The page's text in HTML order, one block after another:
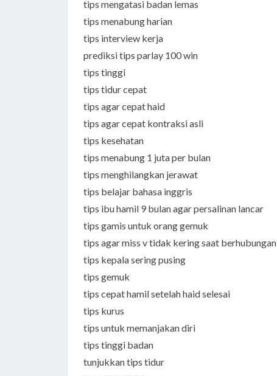
tips mengatasi badan lemas
tips menabung harian
tips interview kerja
prediksi tips parlay 100 win
tips tinggi
tips tidur cepat
tips agar cepat haid
tips agar cepat kontraksi asli
tips kesehatan
tips menabung 1 juta per bulan
tips menghilangkan jerawat
tips belajar bahasa inggris
tips ibu hamil 9 bulan agar persalinan lancar
tips gamis untuk orang gemuk
tips agar miss v tidak kering saat berhubungan
tips kepala sering pusing
tips gemuk
tips cepat hamil setelah haid selesai
tips kurus
tips untuk memanjakan diri
tips tinggi badan
tunjukkan tips tidur